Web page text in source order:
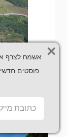
אשמח לצרף
פוסטים
×